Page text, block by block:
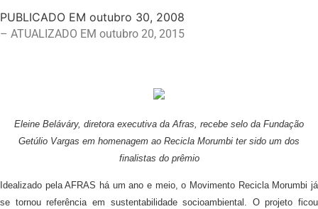
PUBLICADO EM outubro 30, 2008
– ATUALIZADO EM outubro 20, 2015
Eleine Beláváry, diretora executiva da Afras, recebe selo da Fundação
Getúlio Vargas em homenagem ao Recicla Morumbi ter sido um dos
finalistas do prêmio
Idealizado pela AFRAS há um ano e meio, o Movimento Recicla Morumbi já
se tornou referência em sustentabilidade socioambiental. O projeto ficou